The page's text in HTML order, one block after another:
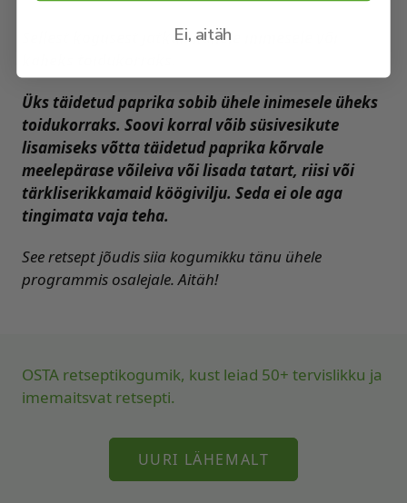
Sellest kogusest jätkub kahele inimesele või
Üks täidetud paprika sobib ühele inimesele üheks
toidukorraks. Soovi korral võib süsivesikute
lisamiseks võtta täidetud paprika kõrvale
meelepärase võileiva või lisada tatart, riisi või
tärkliserikkamaid köögivilju. Seda ei ole aga
tingimata vaja teha.
See retsept jõudis siia kogumikku tänu ühele
programmis osalejale. Aitäh!
OSTA retseptikogumik, kust leiad 50+ tervislikku ja
imemaitsvat retsepti.
UURI LÄHEMALT
Ei, aitäh